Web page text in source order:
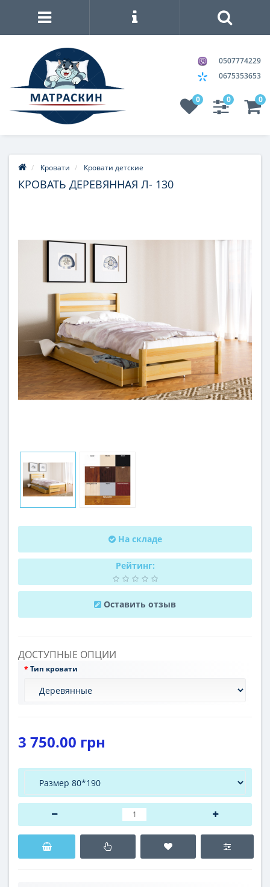
0507774229
0675353653
0 0 0
Кровати Кровати детские
КРОВАТЬ ДЕРЕВЯННАЯ Л- 130
На складе
Рейтинг:
Оставить отзыв
ДОСТУПНЫЕ ОПЦИИ
Тип кровати
3 750.00 грн